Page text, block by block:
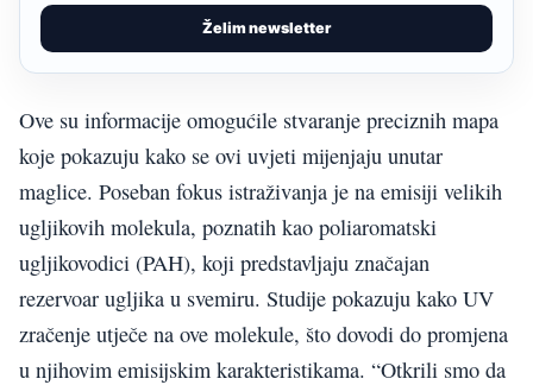
Želim newsletter
Ove su informacije omogućile stvaranje preciznih mapa
koje pokazuju kako se ovi uvjeti mijenjaju unutar
maglice. Poseban fokus istraživanja je na emisiji velikih
ugljikovih molekula, poznatih kao poliaromatski
ugljikovodici (PAH), koji predstavljaju značajan
rezervoar ugljika u svemiru. Studije pokazuju kako UV
zračenje utječe na ove molekule, što dovodi do promjena
u njihovim emisijskim karakteristikama. “Otkrili smo da